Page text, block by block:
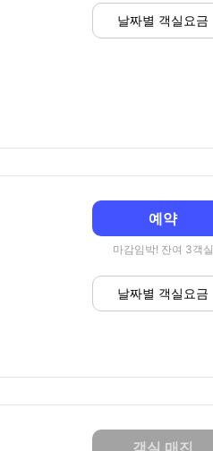
날짜별 객실요금
예약
마감임박! 잔여 3객실
날짜별 객실요금